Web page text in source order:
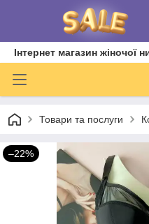
Інтернет магазин жіночої
Товари та послуги
–22%